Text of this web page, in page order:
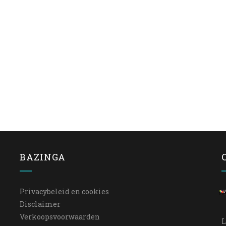
BAZINGA
Privacybeleid en cookies
Disclaimer
Verkoopsvoorwaarden